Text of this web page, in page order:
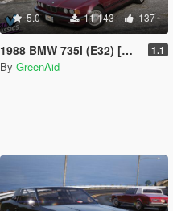
5.0 11 143 137
1988 BMW 735i (E32) [Add-On | LODs | VehFuncsV] 1.1
By GreenAid